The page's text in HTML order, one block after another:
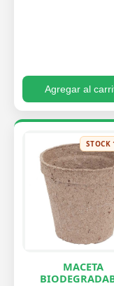
Agregar al
STOCK
MACETA